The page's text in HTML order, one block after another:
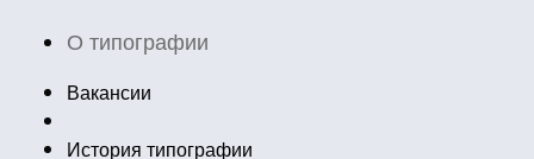
О типографии
Вакансии
История типографии